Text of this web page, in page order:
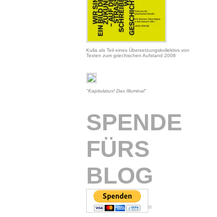
Kulla als Teil eines Übersetzungskollektivs von
Texten zum griechischen Aufstand 2008
"Kapitulatus! Das Illuminal"
SPENDE
FÜRS
BLOG